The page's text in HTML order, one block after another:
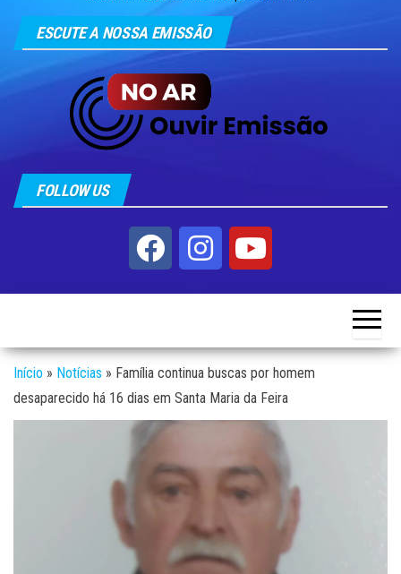
ESCUTE A NOSSA EMISSÃO
FOLLOW US
Início » Notícias » Família continua buscas por homem
desaparecido há 16 dias em Santa Maria da Feira